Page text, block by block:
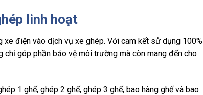
linh hoạt
điện vào dịch vụ xe ghép. Với cam kết sử dụng 100%
chỉ góp phần bảo vệ môi trường mà còn mang đến cho
1 ghế, ghép 2 ghế, ghép 3 ghế, bao hàng ghế và bao